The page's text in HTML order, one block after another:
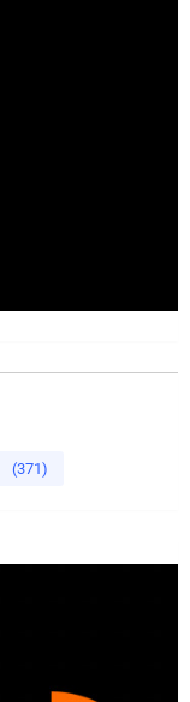
(371)